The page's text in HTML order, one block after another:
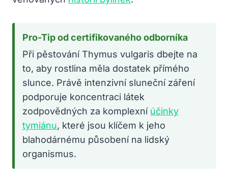
Pro-Tip od certifikovaného odborníka
Při pěstování Thymus vulgaris dbejte na
to, aby rostlina měla dostatek přímého
slunce. Právě intenzivní sluneční záření
podporuje koncentraci látek
zodpovědných za komplexní účinky
tymiánu, které jsou klíčem k jeho
blahodárnému působení na lidský
organismus.